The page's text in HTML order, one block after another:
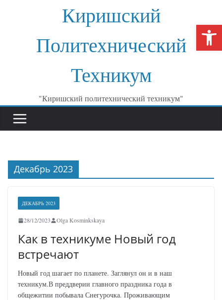
Киришский
Политехнический
Техникум
"Киришский политехнический техникум"
Декабрь 2023
ДЕКАБРЬ 2023
28/12/2023 Olga Kosminkskaya
Как в техникуме Новый год
встречают
Новый год шагает по планете. Заглянул он и в наш
техникум.В преддверии главного праздника года в
общежитии побывала Снегурочка. Проживающим